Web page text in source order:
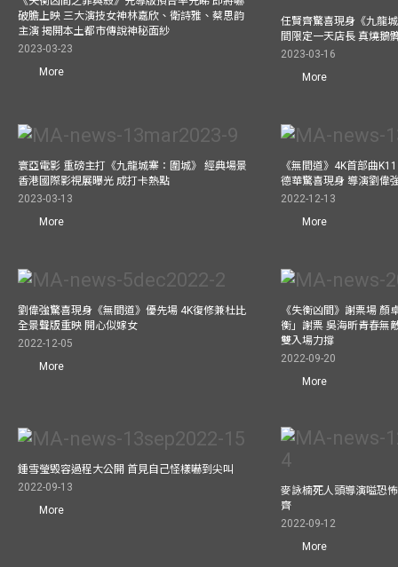
破膽上映 三大演技女神林嘉欣、衛詩雅、蔡思韵
主演 揭開本土都市傳說神秘面紗
2023-03-23
More
任賢齊驚喜現身《九龍
間限定一天店長 真燒鵝
2023-03-16
More
寰亞電影 重磅主打《九龍城寨：圍城》 經典場景
香港國際影視展曝光 成打卡熱點
2023-03-13
More
《無間道》4K首部曲
德華驚喜現身 導演劉偉
2022-12-13
More
劉偉強驚喜現身《無間道》優先場 4K復修兼杜比
全景聲版重映 開心似嫁女
2022-12-05
More
《失衡凶間》謝票場 顏
衡」謝票 吳海昕青春無
雙入場力撐
2022-09-20
More
鍾雪瑩毁容過程大公開 首見自己怪樣嚇到尖叫
2022-09-13
More
麥詠楠死人頭導演嗌恐
齊
2022-09-12
More